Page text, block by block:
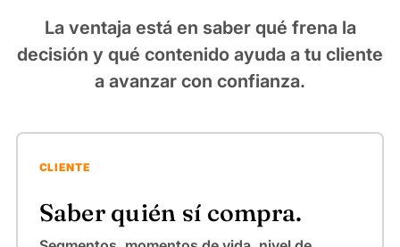
La ventaja está en saber qué frena la
decisión y qué contenido ayuda a tu cliente
a avanzar con confianza.
CLIENTE
Saber quién sí compra.